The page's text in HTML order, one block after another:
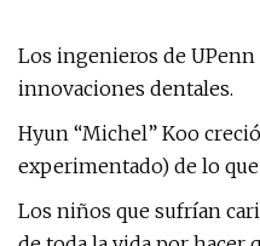
Los ingenieros de
innovaciones dentales.
Hyun “Michel” Koo
experimentado) de lo
Los niños que sufrían